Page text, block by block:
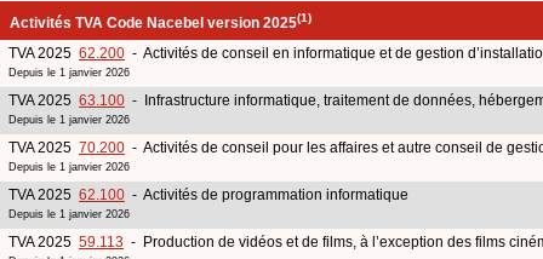
Activités TVA Code Nacebel version 2025(1)
TVA 2025 62.200 - Activités de conseil en informatique et de gestion
Depuis le 1 janvier 2026
TVA 2025 63.100 - Infrastructure informatique, traitement de données,
Depuis le 1 janvier 2026
TVA 2025 70.200 - Activités de conseil pour les affaires et autre conseil de
Depuis le 1 janvier 2026
TVA 2025 62.100 - Activités de programmation informatique
Depuis le 1 janvier 2026
TVA 2025 59.113 - Production de vidéos et de films, à l’exception des films